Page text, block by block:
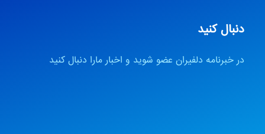
دنبال کنید
در خبرنامه دلفیران عضو شوید و اخبار مارا دنبال کنید